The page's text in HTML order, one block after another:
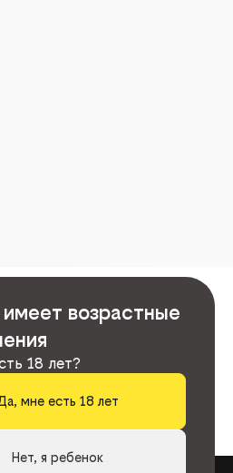
возрастные
18 лет?
мне есть 18 лет
Нет, я ребенок